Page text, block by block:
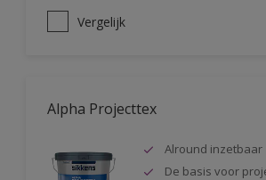
Vergelijk
Alpha Projecttex
Alround inzetbaar
De basis voor